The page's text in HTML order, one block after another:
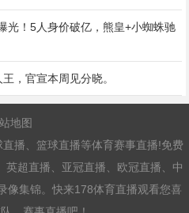
光！5人身价破亿，熊皇+小蜘蛛驰
，官宣本周见分晓。
地图
播、篮球直播等体育赛事直播!免费
超直播、亚冠直播、欧冠直播、中
像集锦。快来178体育直播观看您喜